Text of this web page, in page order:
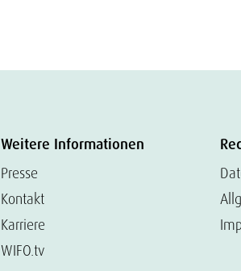
Weitere Informationen
Presse
Kontakt
Karriere
WIFO.tv